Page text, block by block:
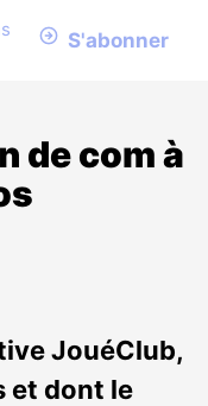
S'abonner
de com à
JouéClub,
et dont le